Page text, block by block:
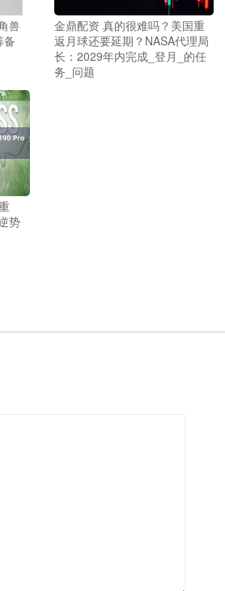
兽
备
金鼎配资 真的很难吗？美国重
返月球还要延期？NASA代理局
长：2029年内完成_登月_的任
务_问题
势